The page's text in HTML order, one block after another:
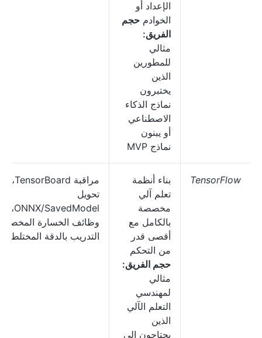
الإعداد أو
الخوادم حجم
الفريق:
مثالي
للمطورين
الذين
يختبرون
نماذج الذكاء
الاصطناعي
أو يبنون
نماذج MVP
TensorFlow
بناء أنظمة
تعلم آلي
مخصصة
بالكامل مع
أقصى قدر
من التحكم
حجم الفريق:
مثالي
لمهندسي
التعلم الآلي
الذين
يحتاجون إلى
مراقبة TensorBoard،
تحويل
ONNX/SavedModel،
وظائف الخسارة
التدريب بالدقة المختلطة